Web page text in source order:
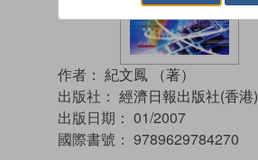
作者： 紀文鳳 （著）
出版社： 經濟日報出版社(香港)
出版日期： 01/2007
國際書號： 9789629784270